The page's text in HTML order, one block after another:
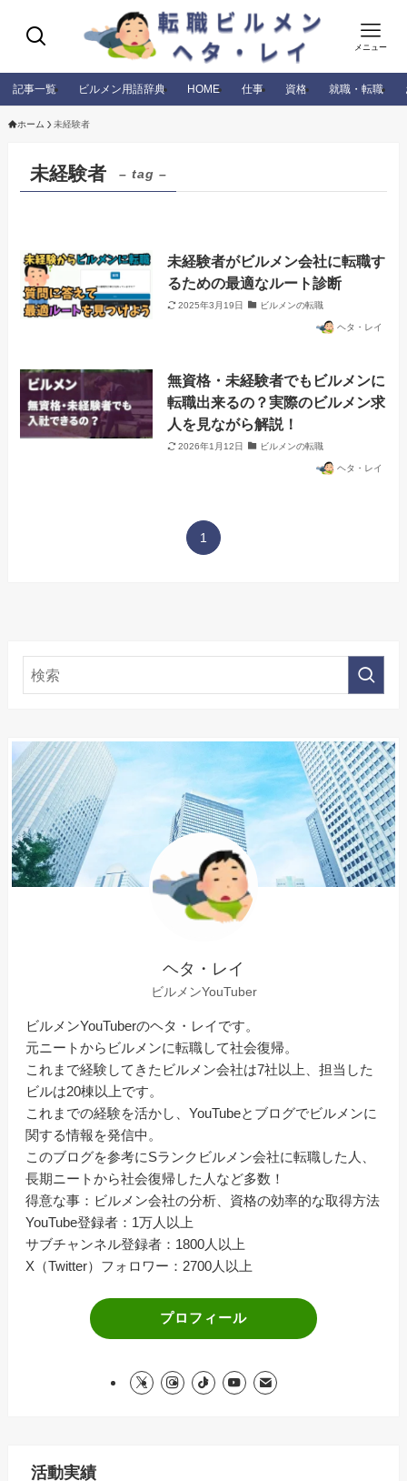
メニュー
記事一覧 ビルメン用語辞典 HOME 仕事 資格 就職・転職
ホーム 未経験者
未経験者 – tag –
未経験者がビルメン会社に転職す
るための最適なルート診断
2025年3月19日 ビルメンの転職
ヘタ・レイ
無資格・未経験者でもビルメンに
転職出来るの？実際のビルメン求
人を見ながら解説！
2026年1月12日 ビルメンの転職
ヘタ・レイ
1
ヘタ・レイ
ビルメンYouTuber
ビルメンYouTuberのヘタ・レイです。
元ニートからビルメンに転職して社会復帰。
これまで経験してきたビルメン会社は7社以上、担当した
ビルは20棟以上です。
これまでの経験を活かし、YouTubeとブログでビルメンに
関する情報を発信中。
このブログを参考にSランクビルメン会社に転職した人、
長期ニートから社会復帰した人など多数！
得意な事：ビルメン会社の分析、資格の効率的な取得方法
YouTube登録者：1万人以上
サブチャンネル登録者：1800人以上
X（Twitter）フォロワー：2700人以上
プロフィール
活動実績